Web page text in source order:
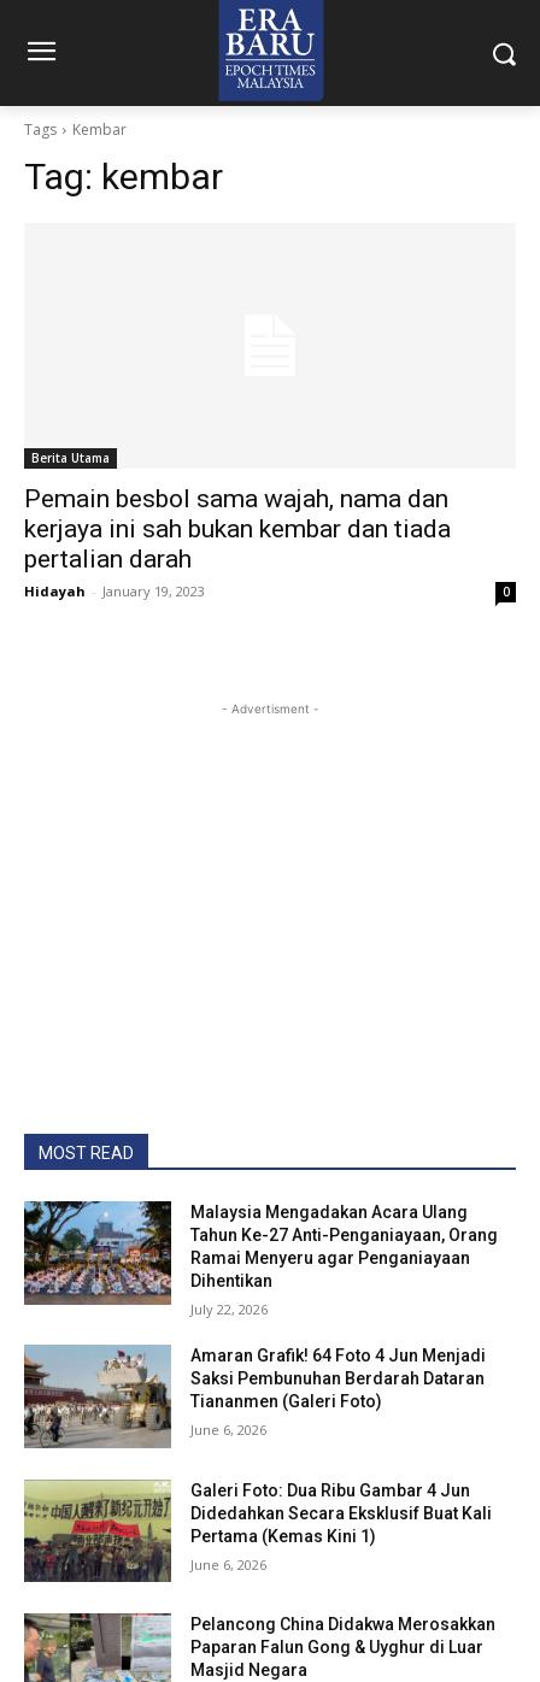
Tags Kembar
Tag: kembar
Berita Utama
Pemain besbol sama wajah, nama dan
kerjaya ini sah bukan kembar dan tiada
pertalian darah
Hidayah - January 19, 2023 0
- Advertisment -
MOST READ
Malaysia Mengadakan Acara Ulang
Tahun Ke-27 Anti-Penganiayaan, Orang
Ramai Menyeru agar Penganiayaan
Dihentikan
July 22, 2026
Amaran Grafik! 64 Foto 4 Jun Menjadi
Saksi Pembunuhan Berdarah Dataran
Tiananmen (Galeri Foto)
June 6, 2026
Galeri Foto: Dua Ribu Gambar 4 Jun
Didedahkan Secara Eksklusif Buat Kali
Pertama (Kemas Kini 1)
June 6, 2026
Pelancong China Didakwa Merosakkan
Paparan Falun Gong & Uyghur di Luar
Masjid Negara